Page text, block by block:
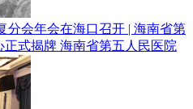
分会年会在海口召开 | 海南省第
正式揭牌 海南省第五人民医院